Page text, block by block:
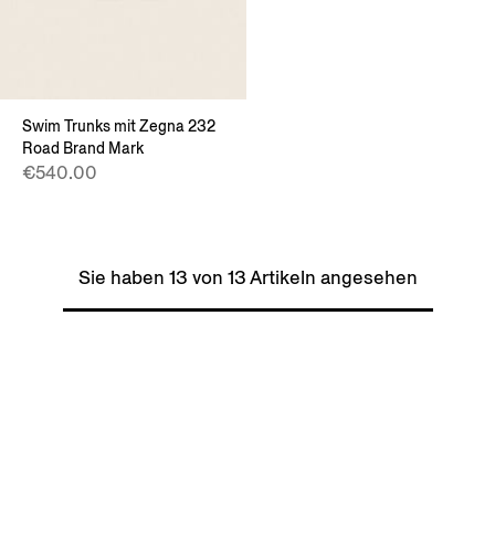
Swim Trunks mit Zegna 232
Road Brand Mark
€540.00
Sie haben 13 von 13 Artikeln angesehen